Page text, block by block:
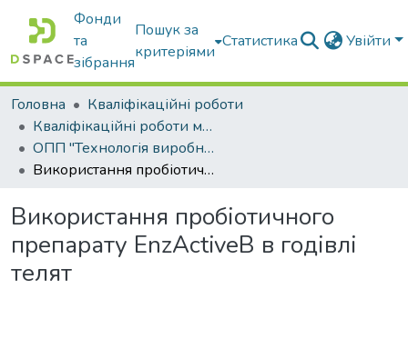
Фонди
та
зібрання
Пошук за
критеріями
Статистика Увійти
Головна
Кваліфікаційні роботи
Кваліфікаційні роботи магістрів
ОПП "Технологія виробництва і переробки продукції тваринництва"
Використання пробіотичного препарату EnzActiveB в годівлі телят
Використання пробіотичного
препарату EnzActiveB в годівлі
телят